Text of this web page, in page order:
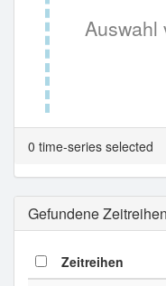
Auswahl
0 time-series selected
Gefundene Zeitreihen
Zeitreihen